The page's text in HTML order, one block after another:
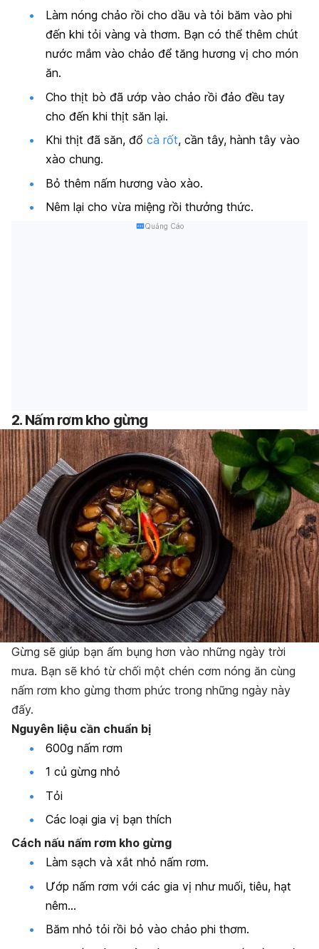
Làm nóng chảo rồi cho dầu và tỏi băm vào phi
đến khi tỏi vàng và thơm. Bạn có thể thêm chút
nước mắm vào chảo để tăng hương vị cho món
ăn.
Cho thịt bò đã ướp vào chảo rồi đảo đều tay
cho đến khi thịt săn lại.
Khi thịt đã săn, đổ cà rốt, cần tây, hành tây vào
xào chung.
Bỏ thêm nấm hương vào xào.
Nêm lại cho vừa miệng rồi thưởng thức.
Quảng Cáo
2. Nấm rơm kho gừng
Gừng sẽ giúp bạn ấm bụng hơn vào những ngày trời
mưa. Bạn sẽ khó từ chối một chén cơm nóng ăn cùng
nấm rơm kho gừng thơm phức trong những ngày này
đấy.
Nguyên liệu cần chuẩn bị
600g nấm rơm
1 củ gừng nhỏ
Tỏi
Các loại gia vị bạn thích
Cách nấu nấm rơm kho gừng
Làm sạch và xắt nhỏ nấm rơm.
Ướp nấm rơm với các gia vị như muối, tiêu, hạt
nêm…
Băm nhỏ tỏi rồi bỏ vào chảo phi thơm.